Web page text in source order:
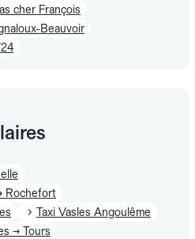
cher François
Beauvoir
Rochefort
Taxi Vasles Angoulême
→ Tours